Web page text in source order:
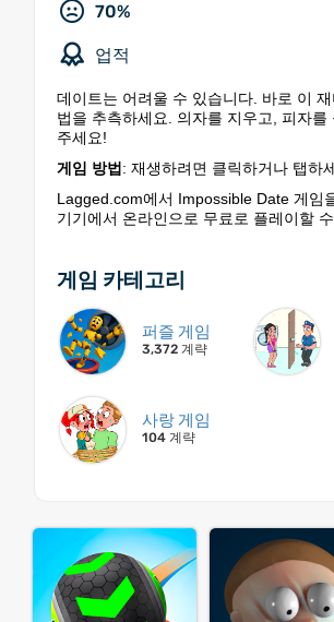
70%
업적
데이트는 어려울 수 있습니다. 바로 이
법을 추측하세요. 의자를 지우고, 피자
주세요!
게임 방법 : 재생하려면 클릭하거나 탭하
Lagged.com에서 Impossible Date 게임
기기에서 온라인으로 무료로 플레이할
게임 카테고리
퍼즐 게임
3,372 계략
사랑 게임
104 계략